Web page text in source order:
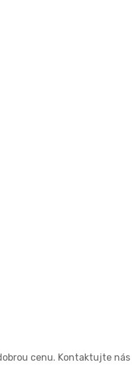
cenu. Kontaktujte